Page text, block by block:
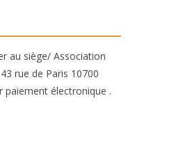
au siège/ Association
rue de Paris 10700
paiement électronique .